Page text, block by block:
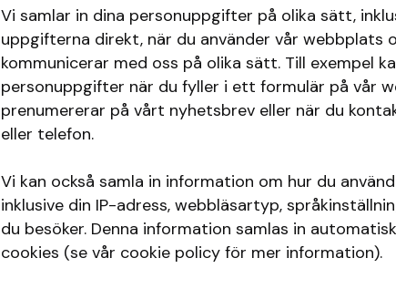
Vi samlar in dina personuppgifter på olika sätt,
uppgifterna direkt, när du använder vår webbplats
kommunicerar med oss på olika sätt. Till exempel
personuppgifter när du fyller i ett formulär på vår
prenumererar på vårt nyhetsbrev eller när du
eller telefon.
Vi kan också samla in information om hur du
inklusive din IP-adress, webbläsartyp,
du besöker. Denna information samlas in
cookies (se vår cookie policy för mer information).